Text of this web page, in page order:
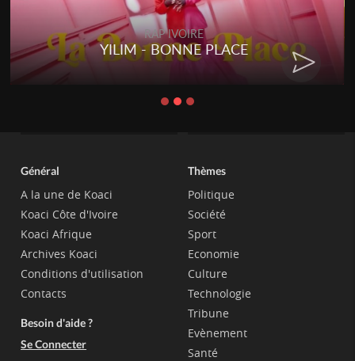
RAP IVOIRE
YILIM - BONNE PLACE
Général
A la une de Koaci
Koaci Côte d'Ivoire
Koaci Afrique
Archives Koaci
Conditions d'utilisation
Contacts
Besoin d'aide ?
Se Connecter
Thèmes
Politique
Société
Sport
Economie
Culture
Technologie
Tribune
Evènement
Santé